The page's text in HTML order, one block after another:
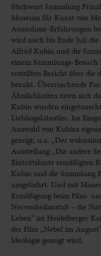
Stichwort Sammlung
Museum für Kunst von
Ausnahme-Erfahrungen
wird noch bis Ende Juli
Alfred Kubin und die
einem Sammlungs-
erstellten Bericht über die
beruht. Überraschende
Ähnlichkeiten taten sich
Kubin wurden
Lieblingskünstler. Im
Auswahl von Kubins
gezeigt, u.a. „Der
Ausstellung „Die andere
Eintrittskarte ermäßigten
Kubin und die Sammlung
umgekehrt. Und mit
Ermäßigung beim Film-
Nervenheilanstalt – die
Leben“ im Heidelberger
der Film „Nebel im
Ideologie gezeigt wird.